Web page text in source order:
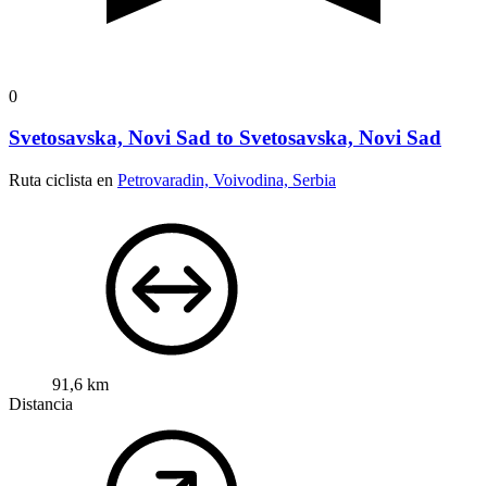
0
Svetosavska, Novi Sad to Svetosavska, Novi Sad
Ruta ciclista en Petrovaradin, Voivodina, Serbia
91,6 km
Distancia